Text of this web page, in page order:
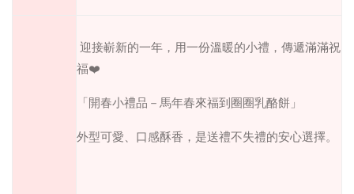
迎接嶄新的一年，用一份溫暖的小禮，傳遞滿滿祝
福❤️
「開春小禮品－馬年春來福到圈圈乳酪餅」
外型可愛、口感酥香，是送禮不失禮的安心選擇。